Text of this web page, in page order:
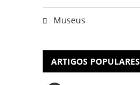
Museus
ARTIGOS POPULARES